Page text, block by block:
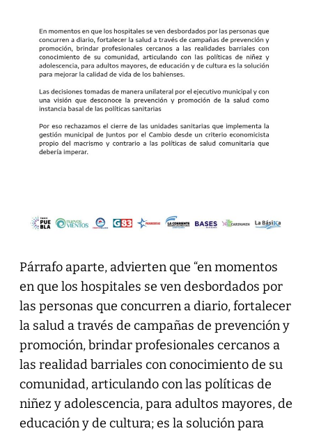
Párrafo aparte, advierten que “en momentos
en que los hospitales se ven desbordados por
las personas que concurren a diario, fortalecer
la salud a través de campañas de prevención y
promoción, brindar profesionales cercanos a
las realidad barriales con conocimiento de su
comunidad, articulando con las políticas de
niñez y adolescencia, para adultos mayores, de
educación y de cultura; es la solución para